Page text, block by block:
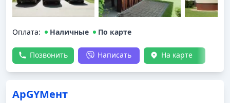
Оплата: Наличные По карте
Позвонить Написать На карте
АрGYMент